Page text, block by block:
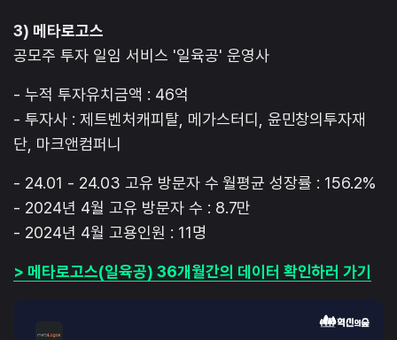
3) 메타로고스
공모주 투자 일임 서비스 '일육공' 운영사
- 누적 투자유치금액 : 46억
- 투자사 : 제트벤처캐피탈, 메가스터디, 윤민창의투자재
단, 마크앤컴퍼니
- 24.01 - 24.03 고유 방문자 수 월평균 성장률 : 156.2%
- 2024년 4월 고유 방문자 수 : 8.7만
- 2024년 4월 고용인원 : 11명
> 메타로고스(일육공) 36개월간의 데이터 확인하러 가기